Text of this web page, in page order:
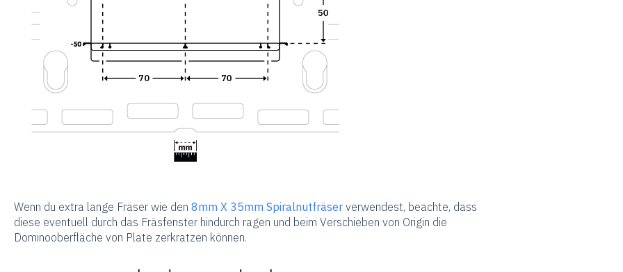
Wenn du extra lange Fräser wie den 8mm X 35mm Spiralnutfräserverwendest, beachte, dass
diese eventuell durch das Fräsfenster hindurch ragen und beim Verschieben von Origin die
Dominooberfläche von Plate zerkratzen können.